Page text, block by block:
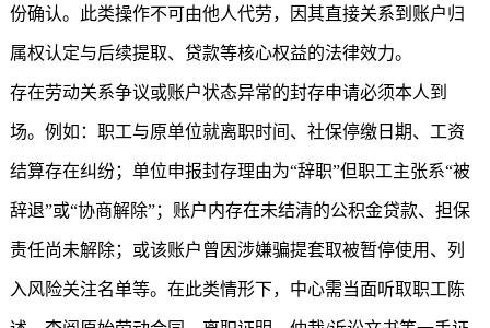
份确认。此类操作不可由他人代劳，因其直接关系到账户归
属权认定与后续提取、贷款等核心权益的法律效力。
存在劳动关系争议或账户状态异常的封存申请必须本人到
场。例如：职工与原单位就离职时间、社保停缴日期、工资
结算存在纠纷；单位申报封存理由为“辞职”但职工主张系“被
辞退”或“协商解除”；账户内存在未结清的公积金贷款、担保
责任尚未解除；或该账户曾因涉嫌骗提套取被暂停使用、列
入风险关注名单等。在此类情形下，中心需当面听取职工陈